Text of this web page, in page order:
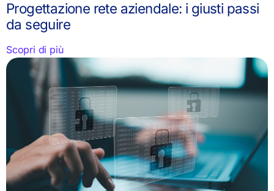
Progettazione rete aziendale: i giusti passi
da seguire
Scopri di più